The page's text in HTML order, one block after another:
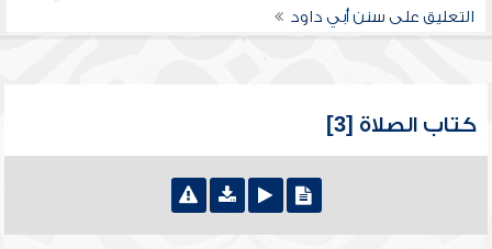
التعليق على سنن أبي داود
كتاب الصلاة [3]